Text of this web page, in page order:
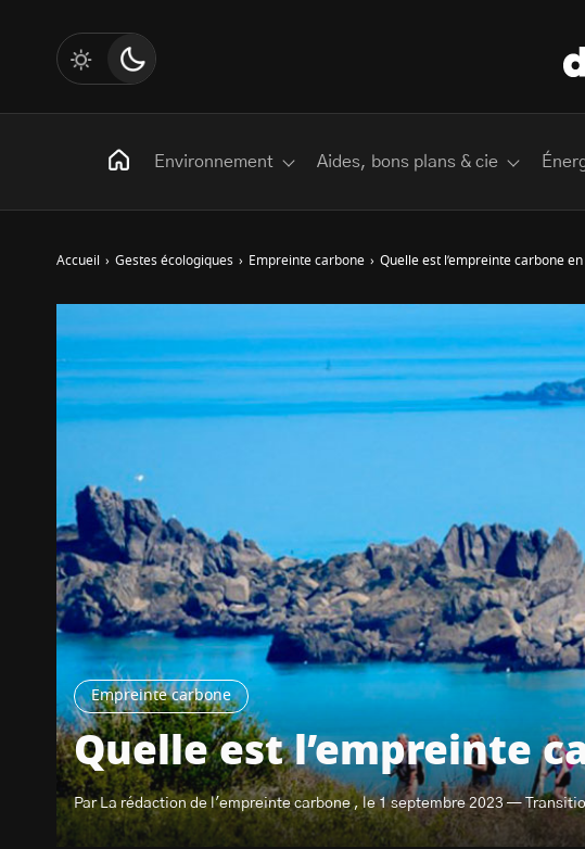
Empreinte carbone
Quelle est l’empreinte
Par La rédaction de l'empreinte carbone , le 1 septembre 2023 —
Accueil › Gestes écologiques › Empreinte carbone › Quelle est l’empreinte carbone en
Environnement Aides, bons plans & cie
:
Les mots clés les plus